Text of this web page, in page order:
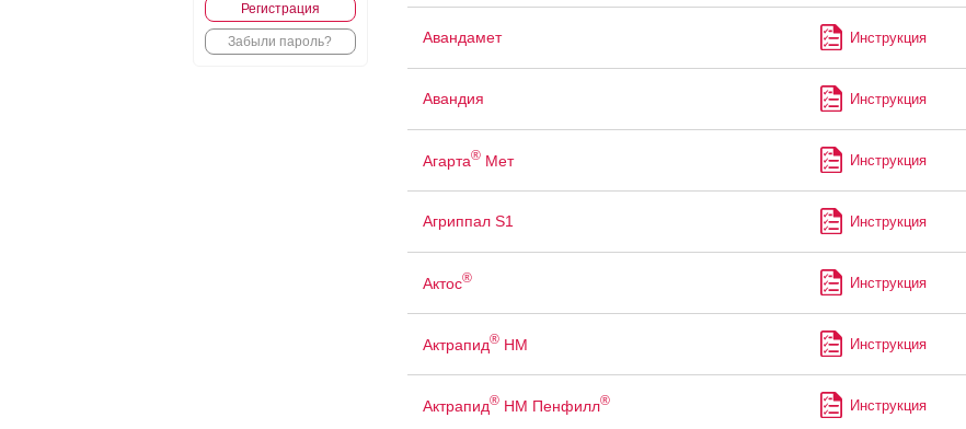
Регистрация
Забыли пароль? Авандамет Инструкция
Авандия Инструкция
Агарта®Мет Инструкция
Агриппал S1 Инструкция
Актос® Инструкция
Актрапид®НМ Инструкция
Актрапид®НМ Пенфилл® Инструкция